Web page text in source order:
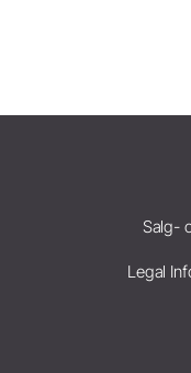
Salg-
Legal